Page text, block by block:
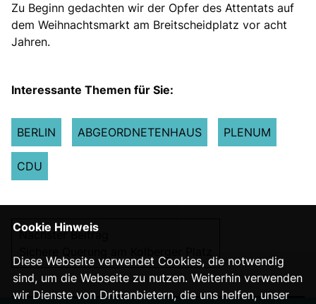
Zu Beginn gedachten wir der Opfer des Attentats auf
dem Weihnachtsmarkt am Breitscheidplatz vor acht
Jahren.
Interessante Themen für Sie:
BERLIN ABGEORDNETENHAUS PLENUM
CDU
Nächster Beitrag
Cookie Hinweis
Diese Webseite verwendet Cookies, die notwendig
sind, um die Webseite zu nutzen. Weiterhin verwenden
wir Dienste von Drittanbietern, die uns helfen, unser